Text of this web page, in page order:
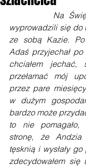
wyprowadzili się do
ze sobą Kazie.
Adaś przyjechał
chciałem jechać,
przełamać mój
przez pare
w dużym
bardzo może
to nie pomagało,
stronę, że
tęsknią i wysłały
zdecydowałem się